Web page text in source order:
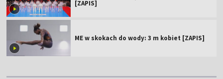
[ZAPIS]
ME w skokach do wody: 3 m kobiet [ZAPIS]